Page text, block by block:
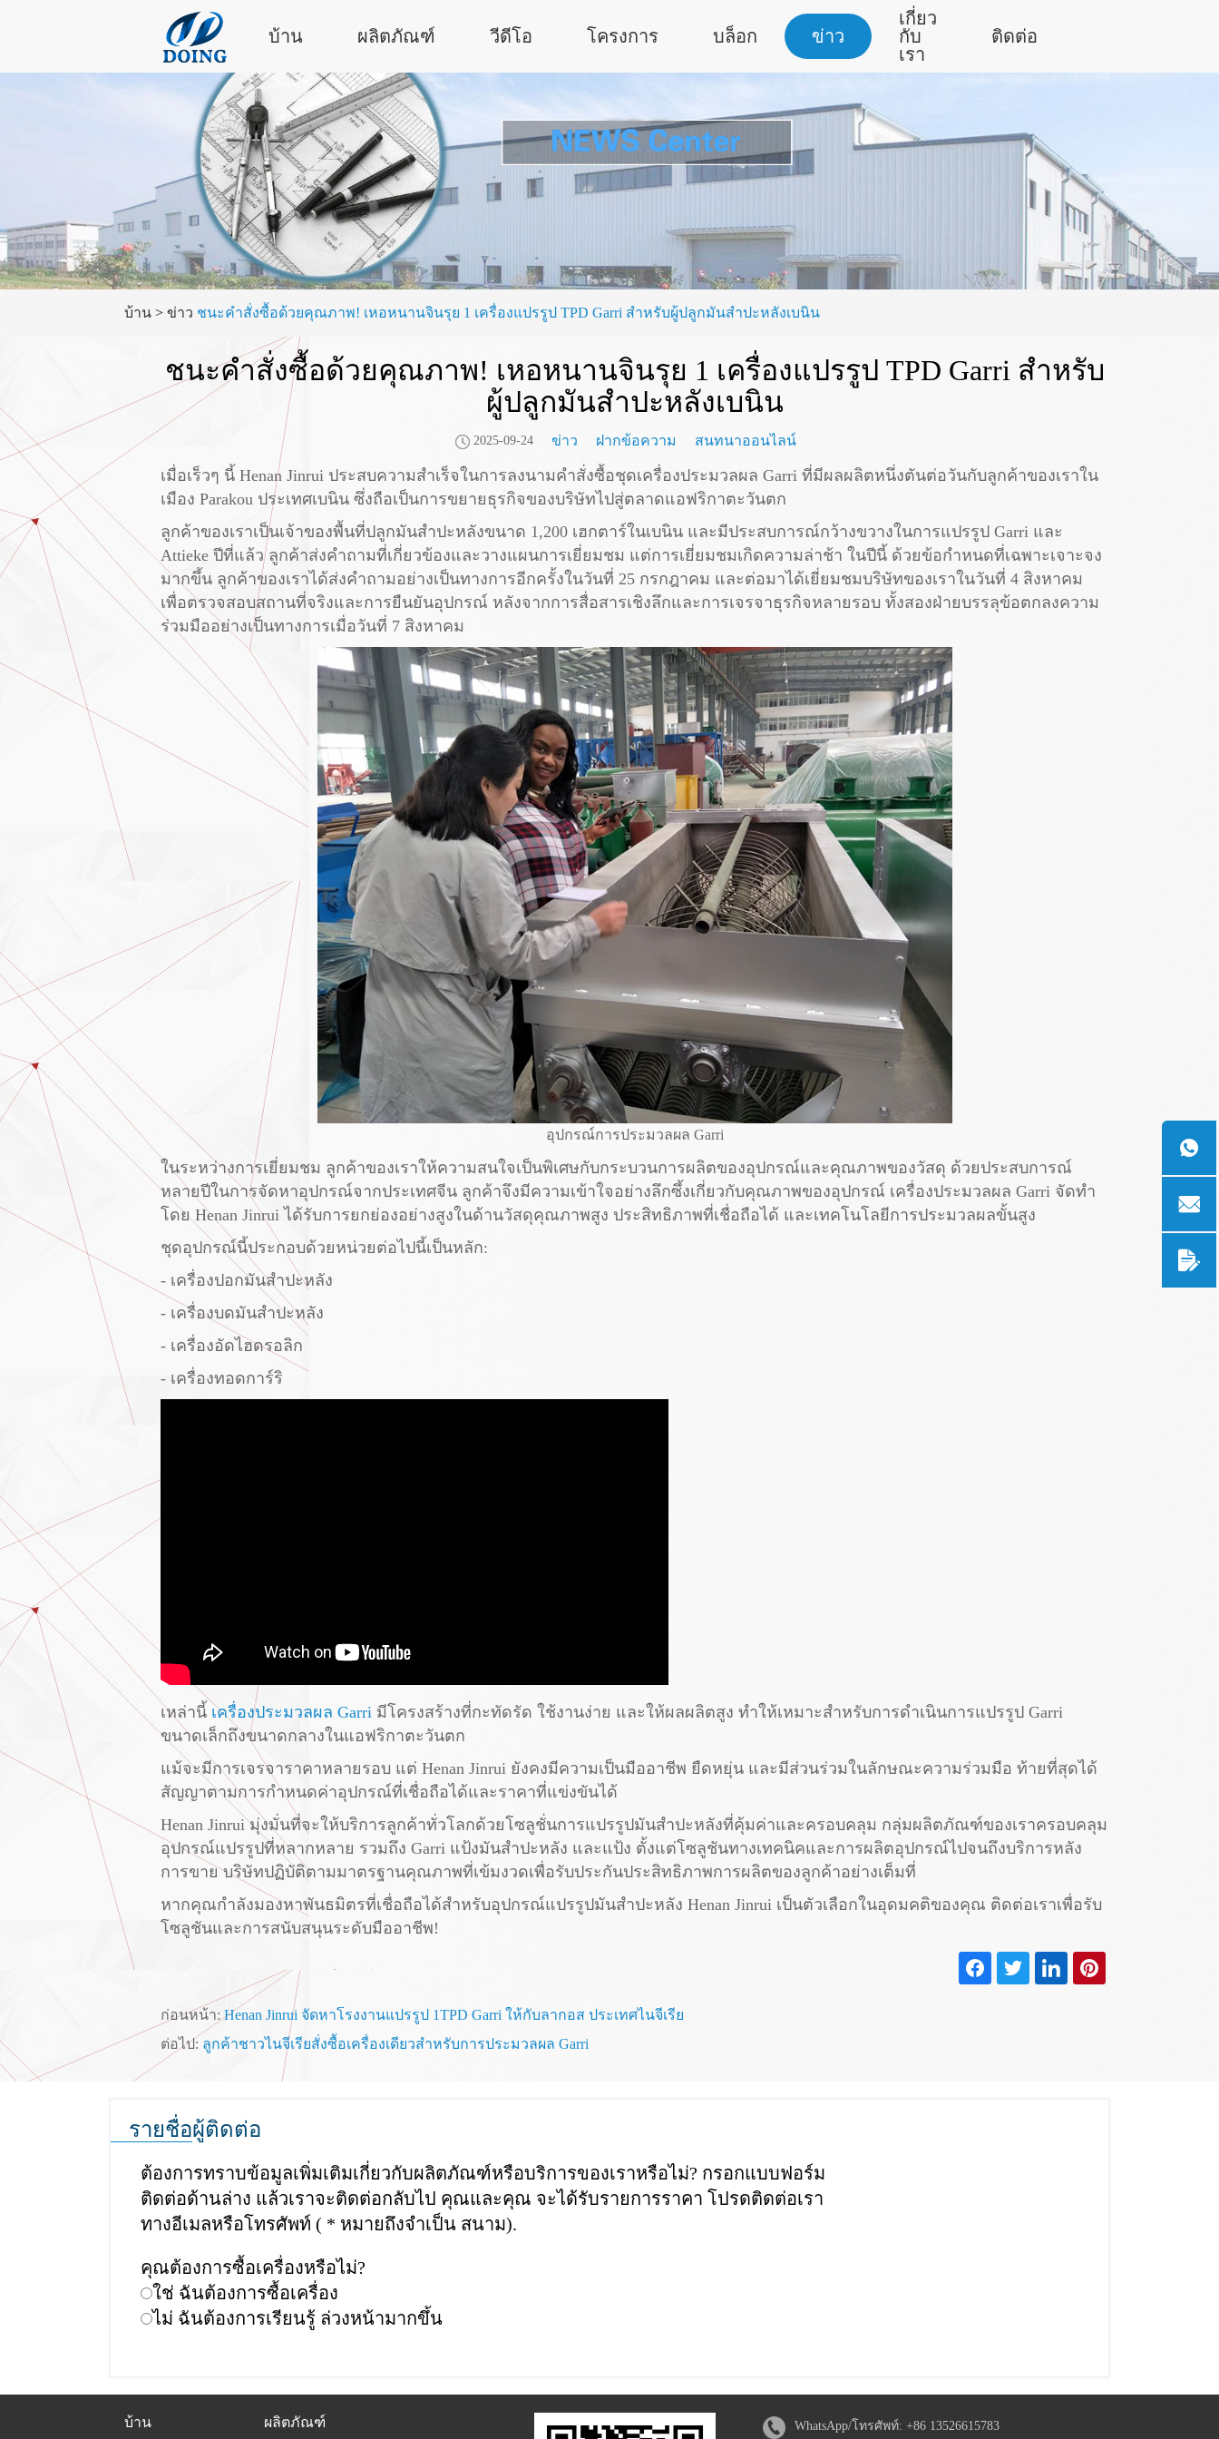
บ้าน ผลิตภัณฑ์ วีดีโอ โครงการ บล็อก ข่าว
เกี่ยว
กับ
เรา
ติดต่อ
บ้าน > ข่าว ชนะคำสั่งซื้อด้วยคุณภาพ! เหอหนานจินรุย 1 เครื่องแปรรูป TPD Garri สำหรับผู้ปลูกมันสำปะหลังเบนิน
ชนะคำสั่งซื้อด้วยคุณภาพ! เหอหนานจินรุย 1 เครื่องแปรรูป TPD Garri สำหรับ
ผู้ปลูกมันสำปะหลังเบนิน
2025-09-24 ข่าว ฝากข้อความ สนทนาออนไลน์
เมื่อเร็วๆ นี้ Henan Jinrui ประสบความสำเร็จในการลงนามคำสั่งซื้อชุดเครื่องประมวลผล Garri ที่มีผลผลิตหนึ่งตันต่อวันกับลูกค้าของเราใน
เมือง Parakou ประเทศเบนิน ซึ่งถือเป็นการขยายธุรกิจของบริษัทไปสู่ตลาดแอฟริกาตะวันตก
ลูกค้าของเราเป็นเจ้าของพื้นที่ปลูกมันสำปะหลังขนาด 1,200 เฮกตาร์ในเบนิน และมีประสบการณ์กว้างขวางในการแปรรูป Garri และ
Attieke ปีที่แล้ว ลูกค้าส่งคำถามที่เกี่ยวข้องและวางแผนการเยี่ยมชม แต่การเยี่ยมชมเกิดความล่าช้า ในปีนี้ ด้วยข้อกำหนดที่เฉพาะเจาะจง
มากขึ้น ลูกค้าของเราได้ส่งคำถามอย่างเป็นทางการอีกครั้งในวันที่ 25 กรกฎาคม และต่อมาได้เยี่ยมชมบริษัทของเราในวันที่ 4 สิงหาคม
เพื่อตรวจสอบสถานที่จริงและการยืนยันอุปกรณ์ หลังจากการสื่อสารเชิงลึกและการเจรจาธุรกิจหลายรอบ ทั้งสองฝ่ายบรรลุข้อตกลงความ
ร่วมมืออย่างเป็นทางการเมื่อวันที่ 7 สิงหาคม
อุปกรณ์การประมวลผล Garri
ในระหว่างการเยี่ยมชม ลูกค้าของเราให้ความสนใจเป็นพิเศษกับกระบวนการผลิตของอุปกรณ์และคุณภาพของวัสดุ ด้วยประสบการณ์
หลายปีในการจัดหาอุปกรณ์จากประเทศจีน ลูกค้าจึงมีความเข้าใจอย่างลึกซึ้งเกี่ยวกับคุณภาพของอุปกรณ์ เครื่องประมวลผล Garri จัดทำ
โดย Henan Jinrui ได้รับการยกย่องอย่างสูงในด้านวัสดุคุณภาพสูง ประสิทธิภาพที่เชื่อถือได้ และเทคโนโลยีการประมวลผลขั้นสูง
ชุดอุปกรณ์นี้ประกอบด้วยหน่วยต่อไปนี้เป็นหลัก:
- เครื่องปอกมันสำปะหลัง
- เครื่องบดมันสำปะหลัง
- เครื่องอัดไฮดรอลิก
- เครื่องทอดการ์ริ
เหล่านี้ เครื่องประมวลผล Garri มีโครงสร้างที่กะทัดรัด ใช้งานง่าย และให้ผลผลิตสูง ทำให้เหมาะสำหรับการดำเนินการแปรรูป Garri
ขนาดเล็กถึงขนาดกลางในแอฟริกาตะวันตก
แม้จะมีการเจรจาราคาหลายรอบ แต่ Henan Jinrui ยังคงมีความเป็นมืออาชีพ ยืดหยุ่น และมีส่วนร่วมในลักษณะความร่วมมือ ท้ายที่สุดได้
สัญญาตามการกำหนดค่าอุปกรณ์ที่เชื่อถือได้และราคาที่แข่งขันได้
Henan Jinrui มุ่งมั่นที่จะให้บริการลูกค้าทั่วโลกด้วยโซลูชั่นการแปรรูปมันสำปะหลังที่คุ้มค่าและครอบคลุม กลุ่มผลิตภัณฑ์ของเราครอบคลุม
อุปกรณ์แปรรูปที่หลากหลาย รวมถึง Garri แป้งมันสำปะหลัง และแป้ง ตั้งแต่โซลูชันทางเทคนิคและการผลิตอุปกรณ์ไปจนถึงบริการหลัง
การขาย บริษัทปฏิบัติตามมาตรฐานคุณภาพที่เข้มงวดเพื่อรับประกันประสิทธิภาพการผลิตของลูกค้าอย่างเต็มที่
หากคุณกำลังมองหาพันธมิตรที่เชื่อถือได้สำหรับอุปกรณ์แปรรูปมันสำปะหลัง Henan Jinrui เป็นตัวเลือกในอุดมคติของคุณ ติดต่อเราเพื่อรับ
โซลูชันและการสนับสนุนระดับมืออาชีพ!
ก่อนหน้า:Henan Jinrui จัดหาโรงงานแปรรูป 1TPD Garri ให้กับลากอส ประเทศไนจีเรีย
ต่อไป: ลูกค้าชาวไนจีเรียสั่งซื้อเครื่องเดียวสำหรับการประมวลผล Garri
รายชื่อผู้ติดต่อ
ต้องการทราบข้อมูลเพิ่มเติมเกี่ยวกับผลิตภัณฑ์หรือบริการของเราหรือไม่? กรอกแบบฟอร์ม
ติดต่อด้านล่าง แล้วเราจะติดต่อกลับไป คุณและคุณ จะได้รับรายการราคา โปรดติดต่อเรา
ทางอีเมลหรือโทรศัพท์ ( * หมายถึงจำเป็น สนาม).
คุณต้องการซื้อเครื่องหรือไม่?
ใช่ ฉันต้องการซื้อเครื่อง
ไม่ ฉันต้องการเรียนรู้ ล่วงหน้ามากขึ้น
บ้าน ผลิตภัณฑ์ WhatsApp/โทรศัพท์: +86 13526615783